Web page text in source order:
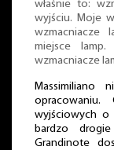
właśnie to:
wyjściu. Moje
wzmacniacze
miejsce
wzmacniacze
Massimiliano
opracowaniu.
wyjściowych o
bardzo
Grandinote